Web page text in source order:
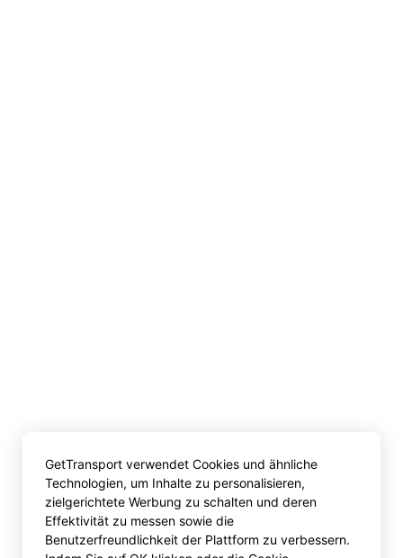
GetTransport verwendet Cookies und ähnliche
Technologien, um Inhalte zu personalisieren,
zielgerichtete Werbung zu schalten und deren
Effektivität zu messen sowie die
Benutzerfreundlichkeit der Plattform zu verbessern.